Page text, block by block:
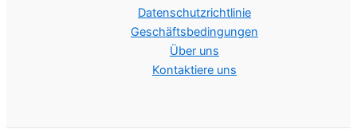
Datenschutzrichtlinie
Geschäftsbedingungen
Über uns
Kontaktiere uns